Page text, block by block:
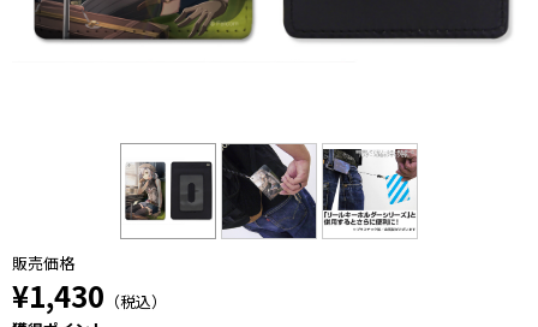
販売価格
¥1,430 （税込）